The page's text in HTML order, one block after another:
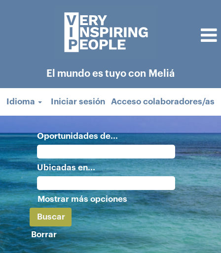
El mundo es tuyo con Meliá
Idioma Iniciar sesión Acceso colaboradores/as
Oportunidades de...
Ubicadas en...
Mostrar más opciones
Borrar